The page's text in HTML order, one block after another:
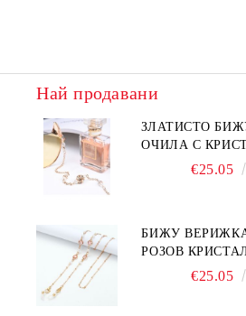
Най продавани
ЗЛАТИСТО
ОЧИЛА С
€25.05
БИЖУ
РОЗОВ
€25.05